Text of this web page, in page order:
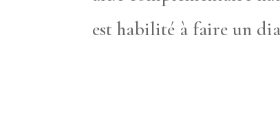
est habilité à faire un